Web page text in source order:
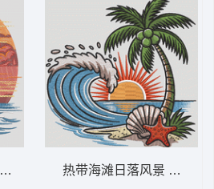
船日落 – 海洋航海-
热带海滩日落风景 热带海